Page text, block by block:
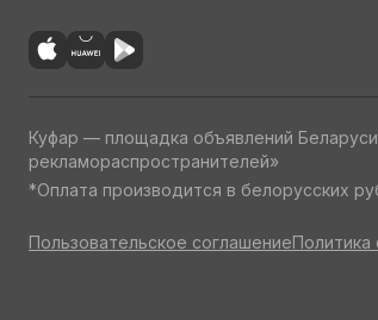
Куфар — площадка объявлений
рекламораспространителей»
*Оплата производится в белорусских
Пользовательское соглашениеПолитика